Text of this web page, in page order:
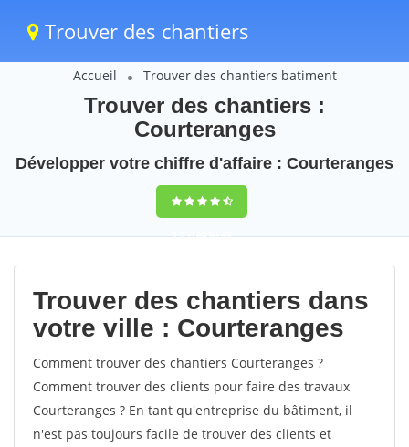
Trouver des chantiers
Accueil Trouver des chantiers batiment
Trouver des chantiers :
Courteranges
Développer votre chiffre d'affaire : Courteranges
9,5(100%)45
votes
Trouver des chantiers dans
votre ville : Courteranges
Comment trouver des chantiers Courteranges ?
Comment trouver des clients pour faire des travaux
Courteranges ? En tant qu'entreprise du bâtiment, il
n'est pas toujours facile de trouver des clients et